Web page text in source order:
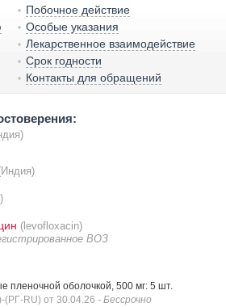
Побочное действие
Особые указания
Лекарственное взаимодействие
Срок годности
Контакты для обращений
(levofloxacin)
ВОЗ
пленочной оболочкой, 500 мг: 5 шт.
RU) от 30.04.26 - Бессрочно